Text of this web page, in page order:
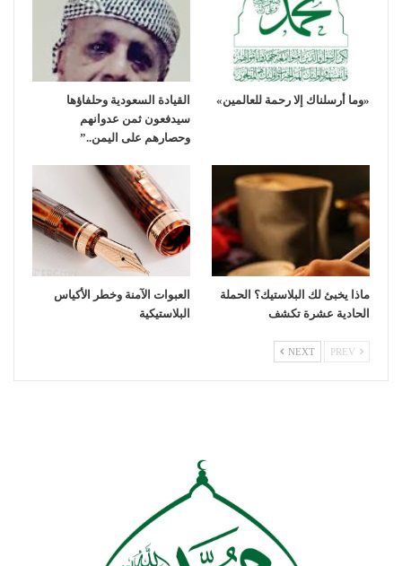
«وما أرسلناك إلا رحمة للعالمين»
القيادة السعودية وحلفاؤها
سيدفعون ثمن عدوانهم
وحصارهم على اليمن..”
ماذا يخبئ لك البلاستيك؟ الحملة
الحادية عشرة تكشف
العبوات الآمنة وخطر الأكياس
البلاستيكية
NEXT